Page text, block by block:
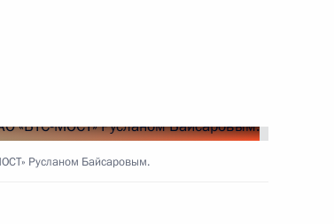
Русланом Байсаровым.